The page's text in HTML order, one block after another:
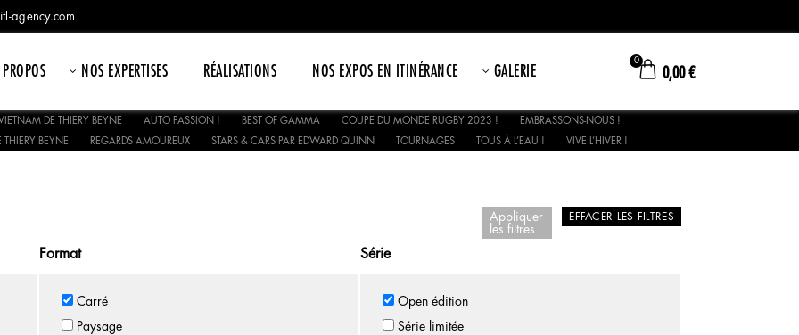
agency.com
NOS EXPERTISES RÉALISATIONS NOS EXPOS EN ITINÉRANCE GALERIE
0
0,00€
DE THIERY BEYNE AUTO PASSION ! BEST OF GAMMA COUPE DU MONDE RUGBY 2023 ! EMBRASSONS-NOUS !
BEYNE REGARDS AMOUREUX STARS & CARS PAR EDWARD QUINN TOURNAGES TOUS À L’EAU ! VIVE L’HIVER !
EFFACER LES FILTRES
Format
Carré
Paysage
Série
Open édition
Série limitée
Appliquer
les filtres